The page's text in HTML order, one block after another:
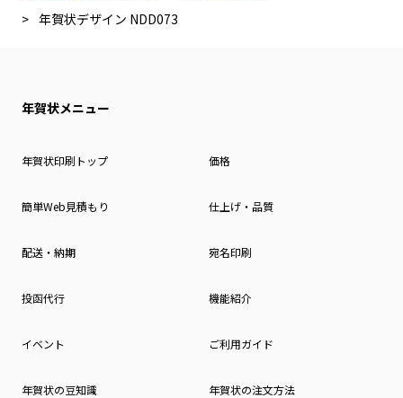
年賀状デザイン NDD073
年賀状メニュー
年賀状印刷トップ 価格
簡単Web見積もり 仕上げ・品質
配送・納期 宛名印刷
投函代行 機能紹介
イベント ご利用ガイド
年賀状の豆知識 年賀状の注文方法